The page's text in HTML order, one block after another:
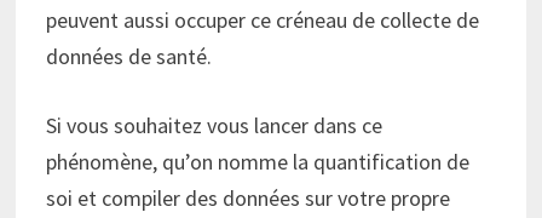
peuvent aussi occuper ce créneau de collecte de
données de santé.
Si vous souhaitez vous lancer dans ce
phénomène, qu’on nomme la quantification de
soi et compiler des données sur votre propre